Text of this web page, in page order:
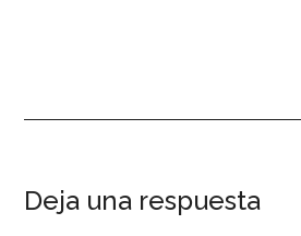
Interacciones
Deja una respuesta